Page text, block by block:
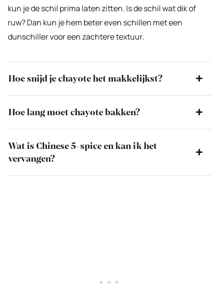
kun je de schil prima laten zitten. Is de schil wat dik of
ruw? Dan kun je hem beter even schillen met een
dunschiller voor een zachtere textuur.
Hoe snijd je chayote het makkelijkst?
Hoe lang moet chayote bakken?
Wat is Chinese 5-spice en kan ik het
vervangen?